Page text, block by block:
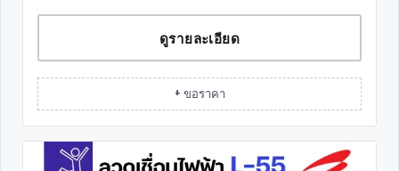
ดูรายละเอียด
+ ขอราคา